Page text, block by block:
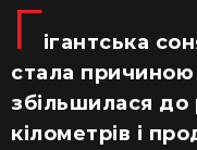
Гігантська
стала причиною
збільшилася до
кілометрів і